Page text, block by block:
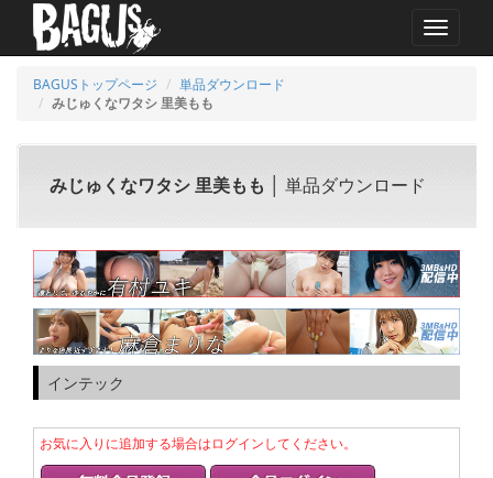
MENU
BAGUSトップページ
単品ダウンロード
みじゅくなワタシ 里美もも
みじゅくなワタシ 里美もも │ 単品ダウンロード
インテック
お気に入りに追加する場合はログインしてください。